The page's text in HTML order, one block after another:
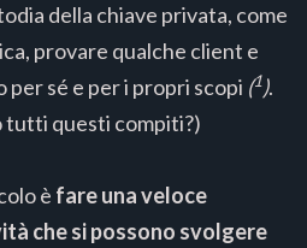
della chiave privata, come
provare qualche client e
per sé e per i propri scopi (1).
tutti questi compiti?)
è fare una veloce
che si possono svolgere